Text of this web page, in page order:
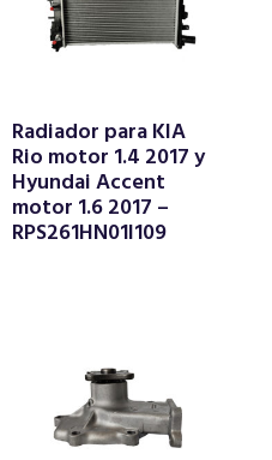
Radiador para KIA
Rio motor 1.4 2017 y
Hyundai Accent
motor 1.6 2017 –
RPS261HN01I109